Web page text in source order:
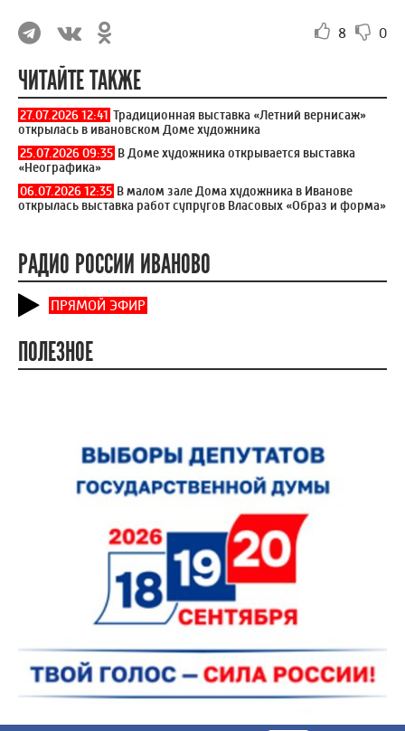
8 0
ЧИТАЙТЕ ТАКЖЕ
27.07.2026 12:41 Традиционная выставка «Летний вернисаж»
открылась в ивановском Доме художника
25.07.2026 09:35 В Доме художника открывается выставка
«Неографика»
06.07.2026 12:35 В малом зале Дома художника в Иванове
открылась выставка работ супругов Власовых «Образ и форма»
РАДИО РОССИИ ИВАНОВО
ПРЯМОЙ ЭФИР
ПОЛЕЗНОЕ